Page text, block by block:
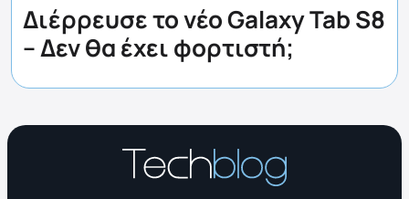
Διέρρευσε το νέο Galaxy Tab S8
– Δεν θα έχει φορτιστή;